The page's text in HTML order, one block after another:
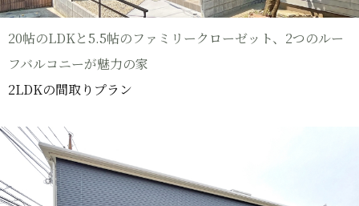
20帖のLDKと5.5帖のファミリークローゼット、2つのルー
フバルコニーが魅力の家
2LDKの間取りプラン